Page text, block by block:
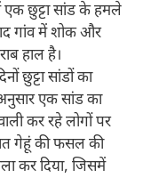
एक छुट्टा सांड के हमले
गांव में शोक और
हाल है।
छुट्टा सांडों का
एक सांड का
कर रहे लोगों पर
गेहूं की फसल की
कर दिया, जिसमें